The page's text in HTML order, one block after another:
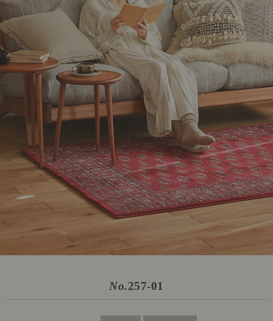
No.257-01